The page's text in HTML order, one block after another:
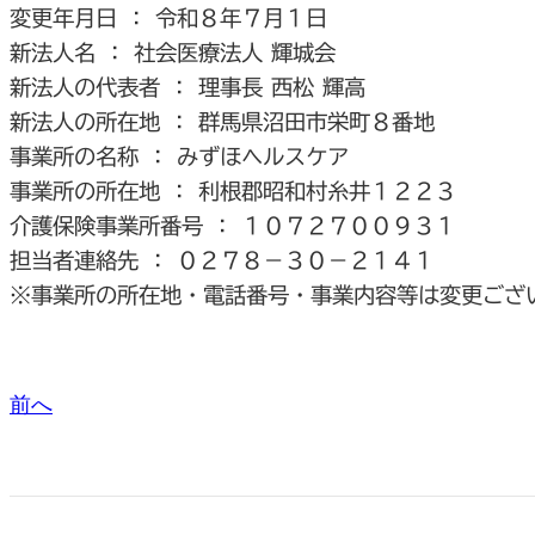
変更年月日 ： 令和８年７月１日
新法人名 ： 社会医療法人 輝城会
新法人の代表者 ： 理事長 西松 輝高
新法人の所在地 ： 群馬県沼田市栄町８番地
事業所の名称 ： みずほヘルスケア
事業所の所在地 ： 利根郡昭和村糸井１２２３
介護保険事業所番号 ： １０７２７００９３１
担当者連絡先 ： ０２７８－３０－２１４１
※事業所の所在地・電話番号・事業内容等は変更ござ
前へ